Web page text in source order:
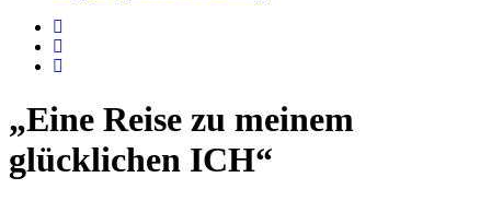
„Eine Reise zu meinem
glücklichen ICH“